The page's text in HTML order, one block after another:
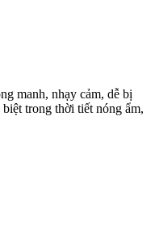
manh, nhạy cảm, dễ bị
trong thời tiết nóng ẩm,